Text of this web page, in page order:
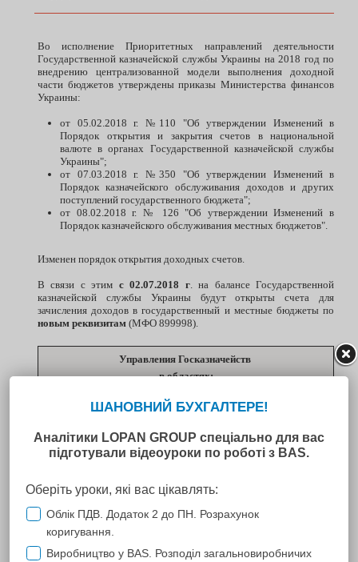
Во исполнение Приоритетных направлений деятельности
Государственной казначейской службы Украины на 2018 год по
внедрению централизованной модели выполнения доходной
части бюджетов утверждены приказы Министерства финансов
Украины:
от 05.02.2018 г. №110 "Об утверждении Изменений в
Порядок открытия и закрытия счетов в национальной
валюте в органах Государственной казначейской службы
Украины";
от 07.03.2018 г. №350 "Об утверждении Изменений в
Порядок казначейского обслуживания доходов и других
поступлений государственного бюджета";
от 08.02.2018 г. № 126 "Об утверждении Изменений в
Порядок казначейского обслуживания местных бюджетов".
Изменен порядок открытия доходных счетов.
В связи с этим с 02.07.2018 г. на балансе Государственной
казначейской службы Украины будут открыты счета для
зачисления доходов в государственный и местные бюджеты по
новым реквизитам (МФО 899998).
Управления Госказначейств
в областях:
Винницкая область
Днепропетровская область
Закарпатская область
Запорожская область